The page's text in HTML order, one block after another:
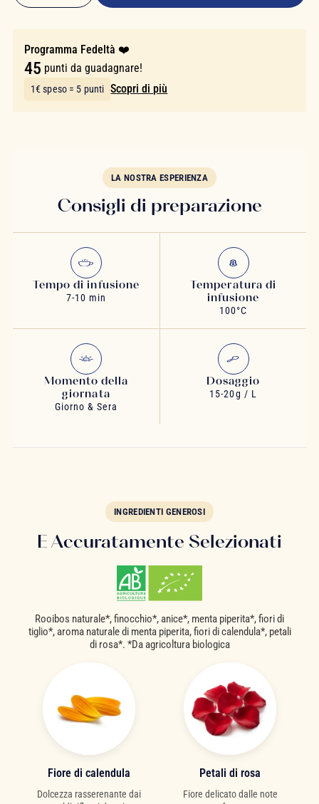
Programma Fedeltà ❤️
45 punti da guadagnare!
1€ speso = 5 punti Scopri di più
LA NOSTRA ESPERIENZA
Consigli di preparazione
Tempo di infusione
7-10 min
Temperatura di
infusione
100°C
Momento della
giornata
Giorno & Sera
Dosaggio
15-20g / L
INGREDIENTI GENEROSI
E Accuratamente Selezionati
Fiore di calendula
Dolcezza rasserenante dai
Petali di rosa
Fiore delicato dalle note
Rooibos naturale*, finocchio*, anice*, menta piperita*, fiori di
tiglio*, aroma naturale di menta piperita, fiori di calendula*, petali
di rosa*. *Da agricoltura biologica